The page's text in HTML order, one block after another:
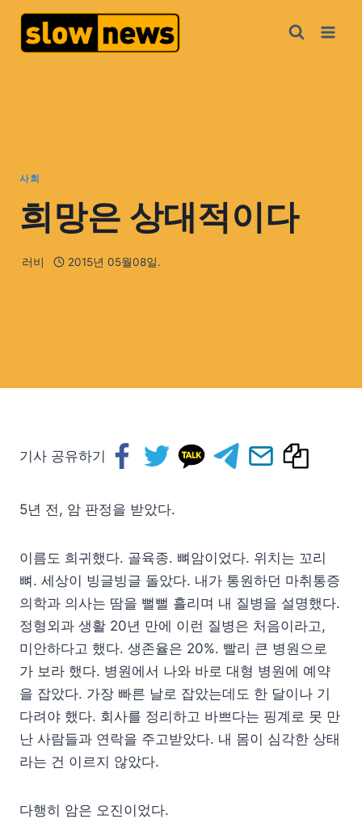
사회
희망은 상대적이다
러비 2015년 05월08일.
기사 공유하기
5년 전, 암 판정을 받았다.
이름도 희귀했다. 골육종. 뼈암이었다. 위치는 꼬리
뼈. 세상이 빙글빙글 돌았다. 내가 통원하던 마취통증
의학과 의사는 땀을 뻘뻘 흘리며 내 질병을 설명했다.
정형외과 생활 20년 만에 이런 질병은 처음이라고,
미안하다고 했다. 생존율은 20%. 빨리 큰 병원으로
가 보라 했다. 병원에서 나와 바로 대형 병원에 예약
을 잡았다. 가장 빠른 날로 잡았는데도 한 달이나 기
다려야 했다. 회사를 정리하고 바쁘다는 핑계로 못 만
난 사람들과 연락을 주고받았다. 내 몸이 심각한 상태
라는 건 이르지 않았다.
다행히 암은 오진이었다.